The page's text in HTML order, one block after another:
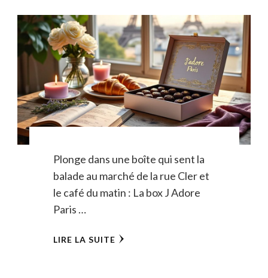
Plonge dans une boîte qui sent la
balade au marché de la rue Cler et
le café du matin : La box J Adore
Paris …
LIRE LA SUITE